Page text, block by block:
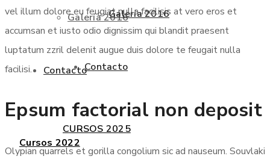
Galería 2016
Contacto
Cursos 2022
Galería 2016
Contacto
CURSOS 2025
vel illum dolore eu feugiat nulla facilisis at vero eros et
accumsan et iusto odio dignissim qui blandit praesent
luptatum zzril delenit augue duis dolore te feugait nulla
facilisi.
Epsum factorial non deposit
Olypian quarrels et gorilla congolium sic ad nauseum. Souvlaki